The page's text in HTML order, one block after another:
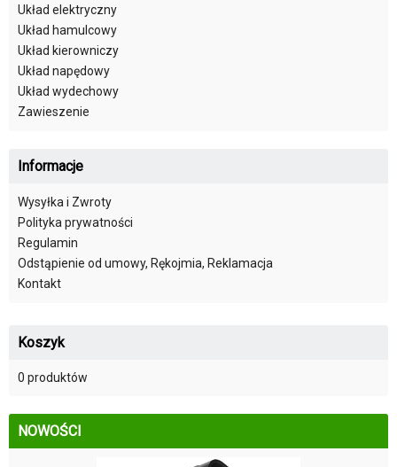
Układ elektryczny
Układ hamulcowy
Układ kierowniczy
Układ napędowy
Układ wydechowy
Zawieszenie
Informacje
Wysyłka i Zwroty
Polityka prywatności
Regulamin
Odstąpienie od umowy, Rękojmia, Reklamacja
Kontakt
Koszyk
0 produktów
NOWOŚCI